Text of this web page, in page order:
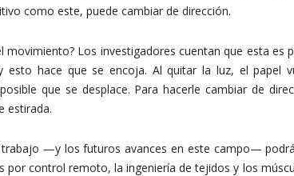
como este, puede cambiar de dirección.
movimiento? Los investigadores cuentan que esta
esto hace que se encoja. Al quitar la luz, el papel
que se desplace. Para hacerle cambiar de
estirada.
—y los futuros avances en este campo—
control remoto, la ingeniería de tejidos y los